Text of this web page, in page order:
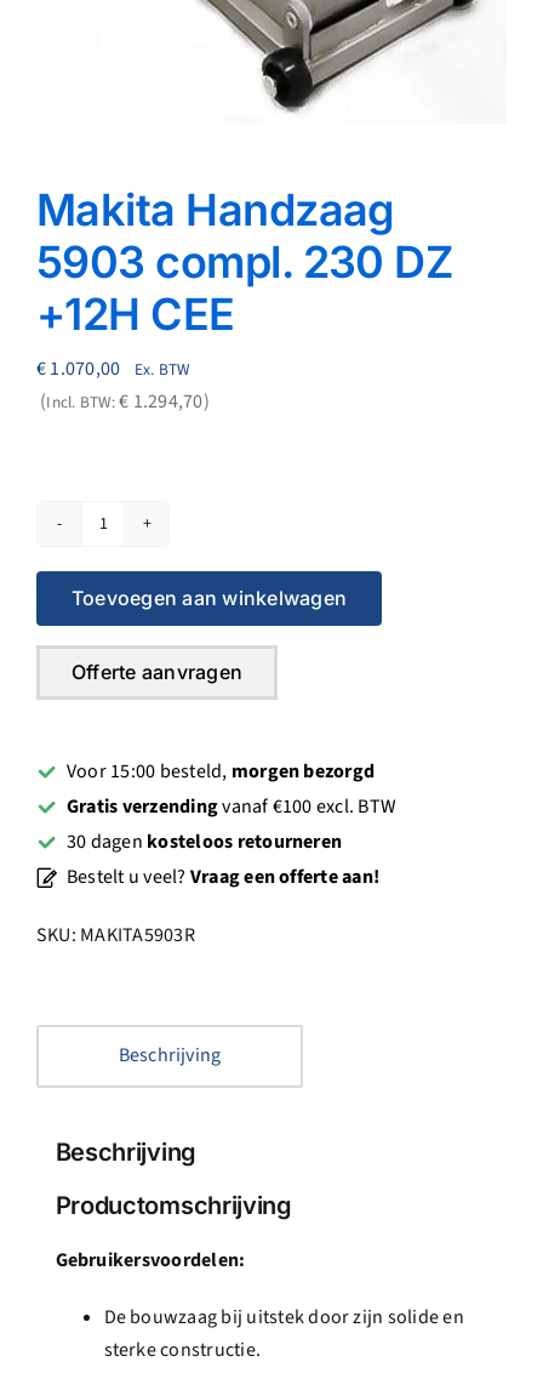
Makita Handzaag
5903 compl. 230 DZ
+12H CEE
€1.070,00
Ex. BTW
Incl. BTW:€ 1.294,70
Makita
Handzaag
5903
230
DZ
CEE
aantal
Toevoegen aan winkelwagen
Offerte aanvragen
Voor 15:00 besteld, morgen bezorgd
Gratis verzendingvanaf €100 excl. BTW
30 dagen kosteloos retourneren
Bestelt u veel? Vraag een offerte aan!
SKU: MAKITA5903R
Beschrijving
Beschrijving
Productomschrijving
Gebruikersvoordelen:
De bouwzaag bij uitstek door zijn solide en
sterke constructie.